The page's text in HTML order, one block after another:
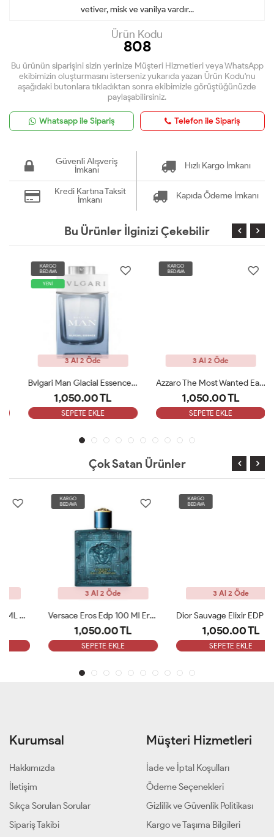
vetiver, misk ve vanilya vardır...
Ürün Kodu
808
Bu ürünün siparişini sizin yerinize Müşteri Hizmetleri veya WhatsApp
ekibimizin oluşturmasını isterseniz yukarıda yazan Ürün Kodu'nu
aşağıdaki butonlara tıkladıktan sonra ekibimizle görüştüğünüzde
paylaşabilirsiniz.
Whatsapp ile Sipariş Telefon ile Sipariş
Güvenli Alışveriş
İmkanı
Hızlı Kargo İmkanı
Kredi Kartına Taksit
İmkanı
Kapıda Ödeme İmkanı
Bu Ürünler İlginizi Çekebilir
KARGO
BEDAVA
YENİ
3 Al 2 Öde
Bvlgari Man Glacial Essence Edp 100 Ml Tester
1,050.00 TL
SEPETE EKLE
KARGO
BEDAVA
3 Al 2 Öde
Azzaro The Most Wanted Eau De Parfum Intense 100 Ml Tester
1,050.00 TL
SEPETE EKLE
Çok Satan Ürünler
3 Al 2 Öde
Versace Eros Edp 100 Ml Erkek Parfüm Tester
1,050.00 TL
SEPETE EKLE
3 Al 2 Öde
Dior Sauvage Elixir EDP 60ML Erkek Parfümü Tester
1,050.00 TL
SEPETE EKLE
Kurumsal
Hakkımızda
İletişim
Sıkça Sorulan Sorular
Sipariş Takibi
Müşteri Hizmetleri
İade ve İptal Koşulları
Ödeme Seçenekleri
Gizlilik ve Güvenlik Politikası
Kargo ve Taşıma Bilgileri